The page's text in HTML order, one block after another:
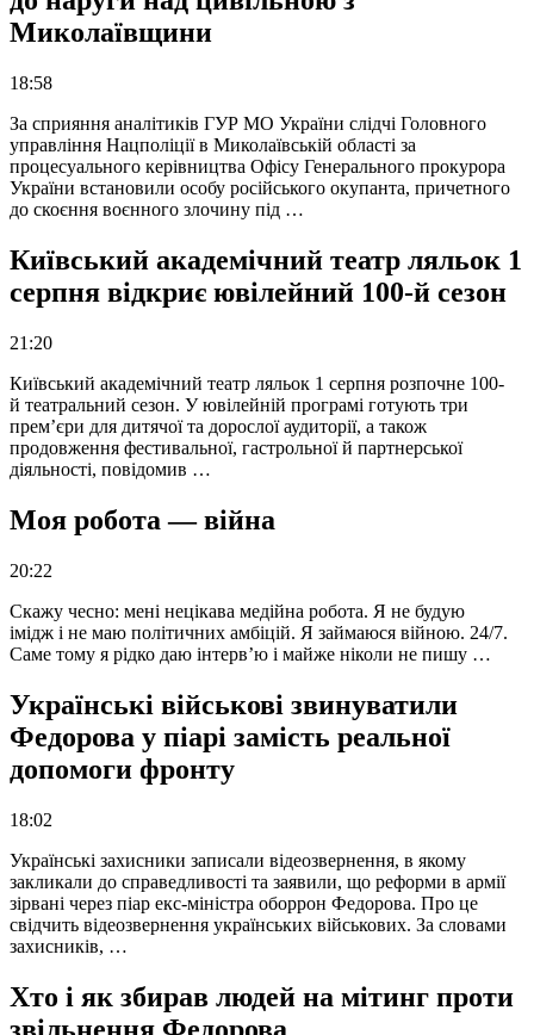
Миколаївщини
18:58
За сприяння аналітиків ГУР МО України слідчі Головного
управління Нацполіції в Миколаївській області за
процесуального керівництва Офісу Генерального прокурора
України встановили особу російського окупанта, причетного
до скоєння воєнного злочину під …
Київський академічний театр ляльок 1
серпня відкриє ювілейний 100-й сезон
21:20
Київський академічний театр ляльок 1 серпня розпочне 100-
й театральний сезон. У ювілейній програмі готують три
прем’єри для дитячої та дорослої аудиторії, а також
продовження фестивальної, гастрольної й партнерської
діяльності, повідомив …
Моя робота — війна
20:22
Скажу чесно: мені нецікава медійна робота. Я не будую
імідж і не маю політичних амбіцій. Я займаюся війною. 24/7.
Саме тому я рідко даю інтерв’ю і майже ніколи не пишу …
Українські військові звинуватили
Федорова у піарі замість реальної
допомоги фронту
18:02
Українські захисники записали відеозвернення, в якому
закликали до справедливості та заявили, що реформи в армії
зірвані через піар екс-міністра оборрон Федорова. Про це
свідчить відеозвернення українських військових. За словами
захисників, …
Хто і як збирав людей на мітинг проти
звільнення Федорова